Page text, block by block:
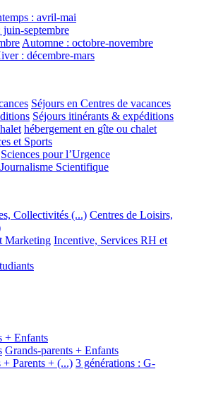
: avril-mai
juin-septembre
Automne : octobre-novembre
: décembre-mars
Séjours en Centres de vacances
Séjours itinérants & expéditions
hébergement en gîte ou chalet
et Sports
Sciences pour l’Urgence
Journalisme Scientifique
Collectivités (...) Centres de Loisirs,
Marketing Incentive, Services RH et
+ Enfants
Grands-parents + Enfants
+ Parents + (...) 3 générations : G-